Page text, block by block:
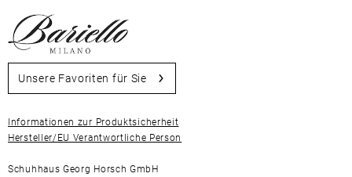
Unsere Favoriten für Sie
Informationen zur Produktsicherheit
Hersteller/EU Verantwortliche Person
Schuhhaus Georg Horsch GmbH